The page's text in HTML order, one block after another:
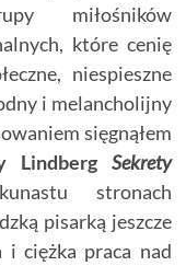
miłośników
które cenię
niespieszne
i melancholijny
sięgnąłem
Lindberg Sekrety
stronach
pisarką jeszcze
i ciężka praca nad